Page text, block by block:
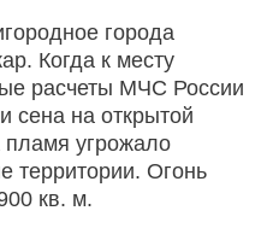
города
Когда к месту
расчеты МЧС России
сена на открытой
угрожало
территории. Огонь
кв. м.